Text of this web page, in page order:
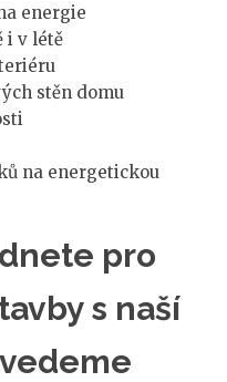
energie
i v létě
stěn domu
na energetickou
pro
s naší